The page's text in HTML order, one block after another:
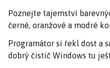
Poznejte tajemství
černé, oranžové a modré
Programátor si řekl dost a
dobrý čistič Windows tu